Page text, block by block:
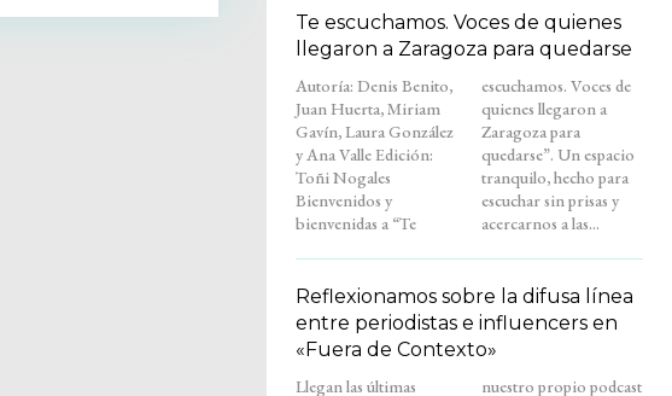
Te escuchamos. Voces de quienes
llegaron a Zaragoza para quedarse
Autoría: Denis Benito,
Juan Huerta, Miriam
Gavín, Laura González
y Ana Valle Edición:
Toñi Nogales
Bienvenidos y
bienvenidas a “Te
escuchamos. Voces de
quienes llegaron a
Zaragoza para
quedarse”. Un espacio
tranquilo, hecho para
escuchar sin prisas y
acercarnos a las...
Reflexionamos sobre la difusa línea
entre periodistas e influencers en
«Fuera de Contexto»
Llegan las últimas
nuestro propio podcast